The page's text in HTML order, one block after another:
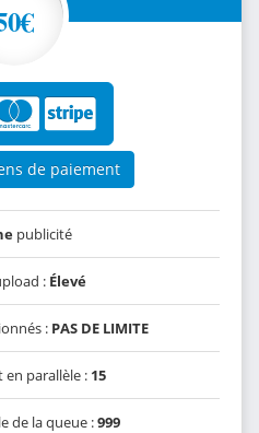
de paiement
publicité
: Élevé
: PAS DE LIMITE
en parallèle : 15
de la queue :999